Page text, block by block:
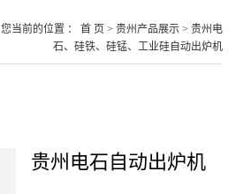
您当前的位置 ： 首 页 > 贵州产品展示 > 贵州电
石、硅铁、硅锰、工业硅自动出炉机
贵州电石自动出炉机